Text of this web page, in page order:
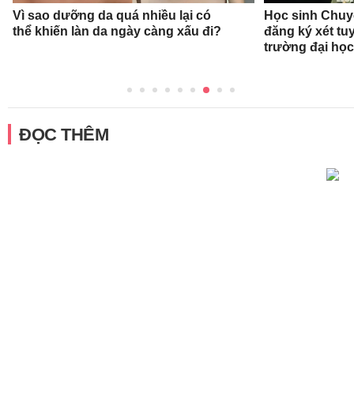
Vì sao dưỡng da quá nhiều lại có
thể khiến làn da ngày càng xấu đi?
Học sinh
đăng ký xét
trường đại
ĐỌC THÊM